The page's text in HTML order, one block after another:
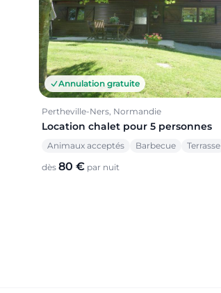
Annulation gratuite
Pertheville-Ners, Normandie
Location chalet pour 5 personnes
Animaux acceptés Barbecue Terrasse
dès 80 € par nuit